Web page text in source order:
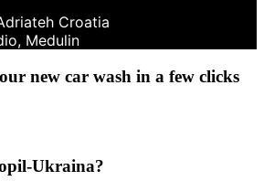
Croatia
new car wash in a few clicks
Ukraina?